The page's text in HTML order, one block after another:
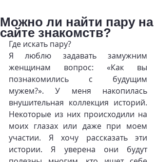
Можно ли найти пару на
сайте знакомств?
Где искать пару?
Я люблю задавать замужним
женщинам вопрос: «Как вы
познакомились с будущим
мужем?». У меня накопилась
внушительная коллекция историй.
Некоторые из них происходили на
моих глазах или даже при моем
участии. Я хочу рассказать эти
истории. Я уверена они будут